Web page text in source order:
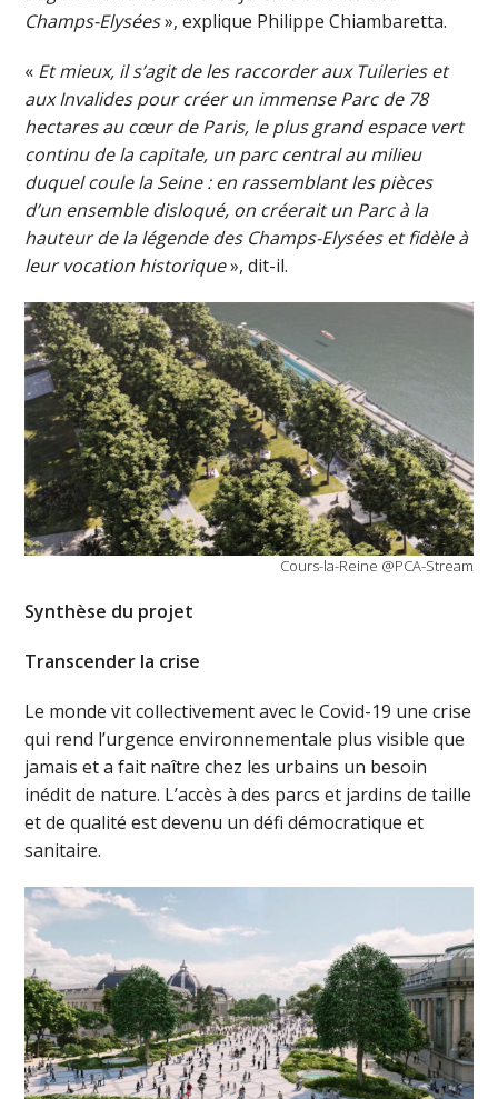
Champs-Elysées», explique Philippe Chiambaretta.
« Et mieux, il s’agit de les raccorder aux Tuileries et
aux Invalides pour créer un immense Parc de 78
hectares au cœur de Paris, le plus grand espace vert
continu de la capitale, un parc central au milieu
duquel coule la Seine : en rassemblant les pièces
d’un ensemble disloqué, on créerait un Parc à la
hauteur de la légende des Champs-Elysées et fidèle à
leur vocation historique», dit-il.
Cours-la-Reine @PCA-Stream
Synthèse du projet
Transcender la crise
Le monde vit collectivement avec le Covid-19 une crise
qui rend l’urgence environnementale plus visible que
jamais et a fait naître chez les urbains un besoin
inédit de nature. L’accès à des parcs et jardins de taille
et de qualité est devenu un défi démocratique et
sanitaire.